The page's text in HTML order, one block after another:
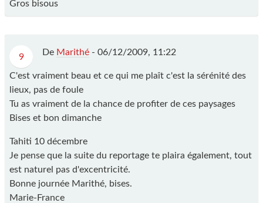
Gros bisous
9 De Marithé - 06/12/2009, 11:22
C'est vraiment beau et ce qui me plaît c'est la sérénité des
lieux, pas de foule
Tu as vraiment de la chance de profiter de ces paysages
Bises et bon dimanche
Tahiti 10 décembre
Je pense que la suite du reportage te plaira également, tout
est naturel pas d'excentricité.
Bonne journée Marithé, bises.
Marie-France